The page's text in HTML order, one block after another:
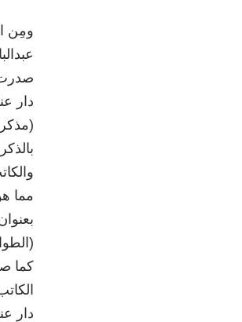
ومِن
صدرت
دار
مما
كما
دار